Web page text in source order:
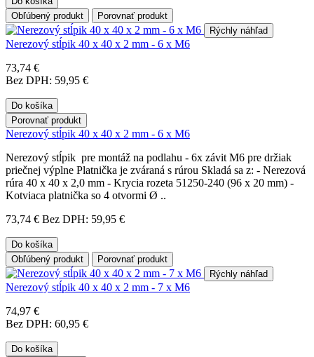
Obľúbený produkt
Porovnať produkt
Rýchly náhľad
Nerezový stĺpik 40 x 40 x 2 mm - 6 x M6
73,74 €
Bez DPH: 59,95 €
Do košíka
Porovnať produkt
Nerezový stĺpik 40 x 40 x 2 mm - 6 x M6
Nerezový stĺpik pre montáž na podlahu - 6x závit M6 pre držiak
priečnej výplne Platnička je zváraná s rúrou Skladá sa z: - Nerezová
rúra 40 x 40 x 2,0 mm - Krycia rozeta 51250-240 (96 x 20 mm) -
Kotviaca platnička so 4 otvormi Ø ..
73,74 € Bez DPH: 59,95 €
Do košíka
Obľúbený produkt
Porovnať produkt
Rýchly náhľad
Nerezový stĺpik 40 x 40 x 2 mm - 7 x M6
74,97 €
Bez DPH: 60,95 €
Do košíka